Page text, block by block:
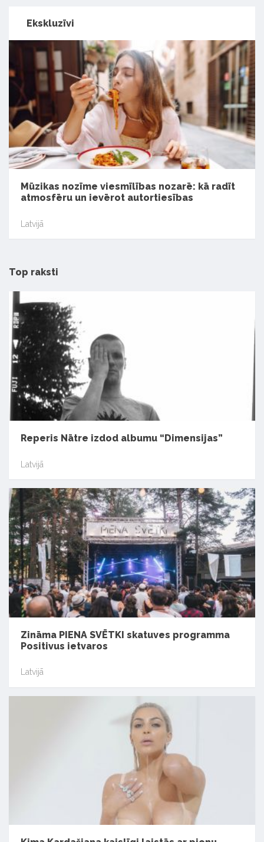
Ekskluzīvi
Mūzikas nozīme viesmīlības nozarē: kā radīt
atmosfēru un ievērot autortiesības
Latvijā
Top raksti
Reperis Nātre izdod albumu “Dimensijas”
Latvijā
Zināma PIENA SVĒTKI skatuves programma
Positivus ietvaros
Latvijā